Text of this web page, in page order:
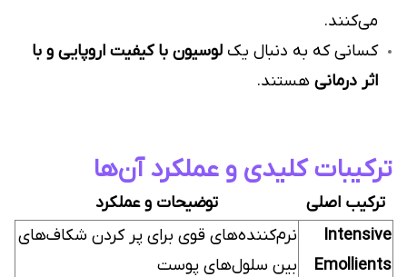
می‌کنند.
کسانی که به دنبال یک لوسیون با کیفیت اروپایی و با
اثر درمانی هستند.
ترکیبات کلیدی و عملکرد آن‌ها
ترکیب اصلی
توضیحات و عملکرد
Intensive
Emollients
نرم‌کننده‌های قوی برای پر کردن شکاف‌های
بین سلول‌های پوست